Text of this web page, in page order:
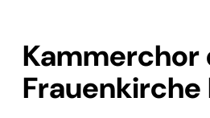
Kammerchor
Frauenkirche